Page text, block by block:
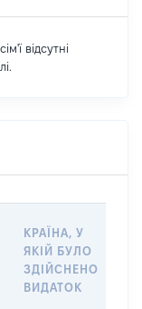
відсутні
КРАЇНА, У
ЯКІЙ БУЛО
ЗДІЙСНЕНО
ВИДАТОК